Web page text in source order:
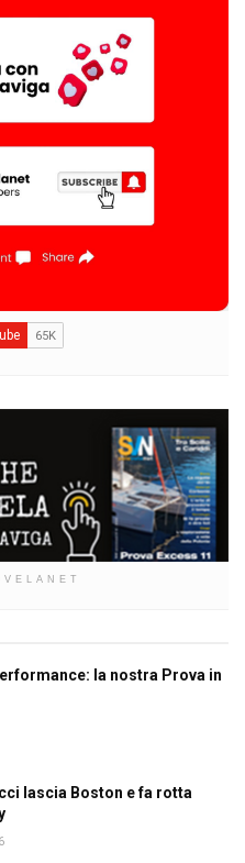
la nostra Prova in
lascia Boston e fa rotta